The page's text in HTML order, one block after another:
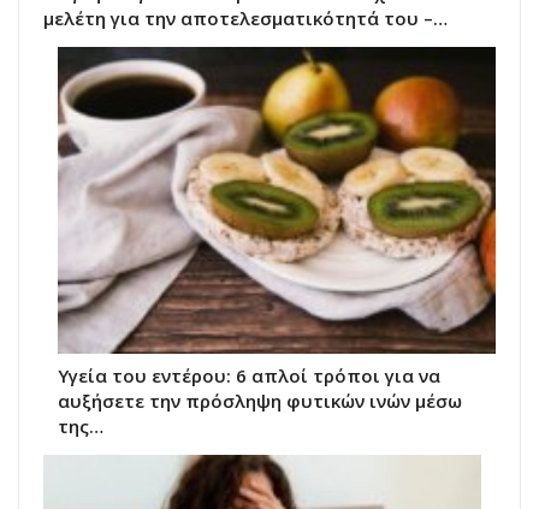
μελέτη για την αποτελεσματικότητά του –…
Υγεία του εντέρου: 6 απλοί τρόποι για να
αυξήσετε την πρόσληψη φυτικών ινών μέσω
της…